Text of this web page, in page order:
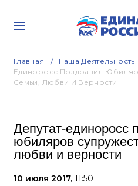
Главная Наша Деятельность
Единоросс Поздравил
Семьи, Любви И Верности
Депутат-единоросс
юбиляров
любви и верности
10 июля 2017, 11:50